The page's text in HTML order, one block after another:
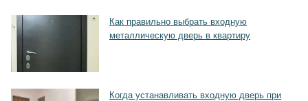
Как правильно выбрать входную
металлическую дверь в квартиру
Когда устанавливать входную дверь при